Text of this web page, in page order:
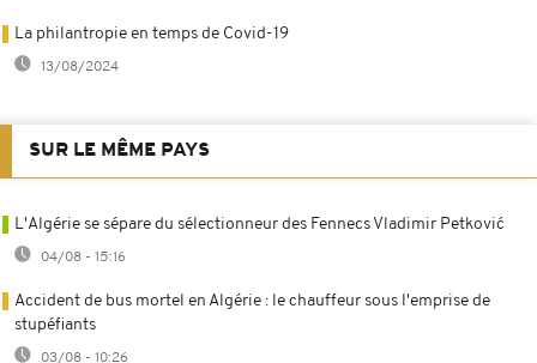
La philantropie en temps de Covid-19
13/08/2024
SUR LE MÊME PAYS
L'Algérie se sépare du sélectionneur des Fennecs Vladimir Petković
04/08 - 15:16
Accident de bus mortel en Algérie : le chauffeur sous l'emprise de
stupéfiants
03/08 - 10:26